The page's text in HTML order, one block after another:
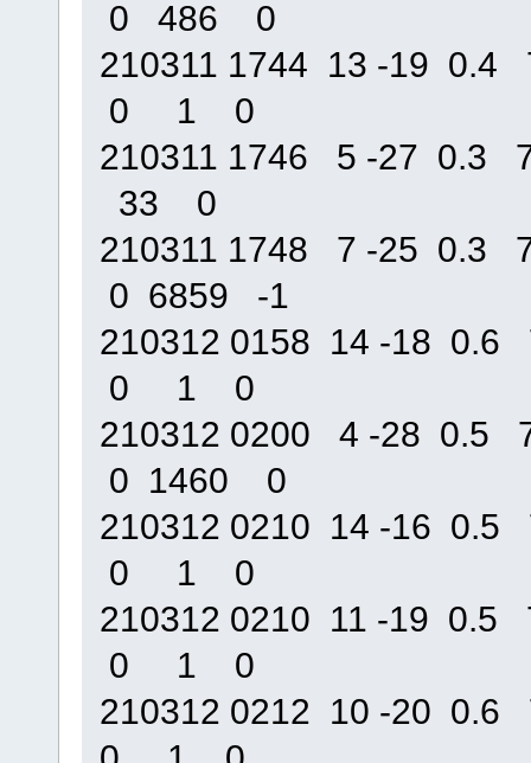
0 486 0
210311 1744 13 -19
0 1 0
210311 1746 5 -27
33 0
210311 1748 7 -25
0 6859 -1
210312 0158 14 -18
0 1 0
210312 0200 4 -28
0 1460 0
210312 0210 14 -16
0 1 0
210312 0210 11 -19
0 1 0
210312 0212 10 -20